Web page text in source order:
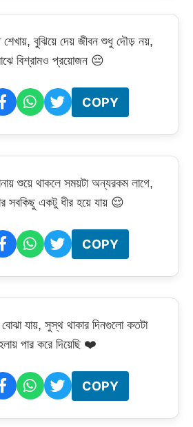
বুঝিয়ে দেয় জীবন শুধু দৌড় নয়,
বিশ্রামও প্রয়োজন 😔
COPY
শুয়ে থাকলে সময়টা অন্যরকম লাগে,
সবকিছু একটু ধীর হয়ে যায় 😌
COPY
যায়, সুস্থ থাকার দিনগুলো কতটা
পার করে দিয়েছি ❤️
COPY